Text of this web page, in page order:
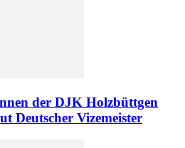
der DJK Holzbüttgen
Deutscher Vizemeister